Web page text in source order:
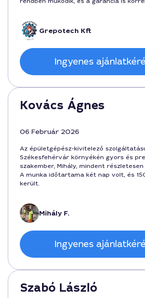
Grepotech Kft
Ingyenes
Kovács Ágnes
06 Február 2026
Az épületgépész-kivitelező
Székesfehérvár környékén gyors és
szakember, Mihály, mindent
A munka időtartama két nap volt, és
került.
Mihály F.
Ingyenes
Szabó László